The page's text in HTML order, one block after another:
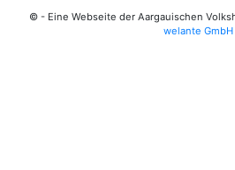
© - Eine Webseite der Aargauischen
welante GmbH